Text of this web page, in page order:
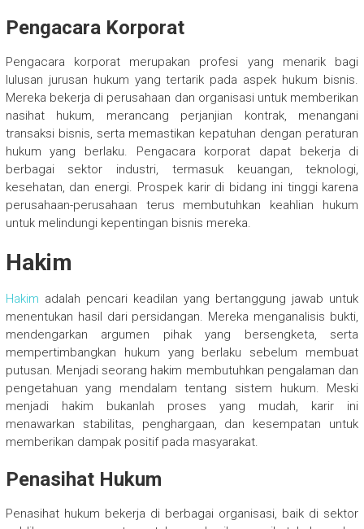
Pengacara Korporat
Pengacara korporat merupakan profesi yang menarik bagi
lulusan jurusan hukum yang tertarik pada aspek hukum bisnis.
Mereka bekerja di perusahaan dan organisasi untuk memberikan
nasihat hukum, merancang perjanjian kontrak, menangani
transaksi bisnis, serta memastikan kepatuhan dengan peraturan
hukum yang berlaku. Pengacara korporat dapat bekerja di
berbagai sektor industri, termasuk keuangan, teknologi,
kesehatan, dan energi. Prospek karir di bidang ini tinggi karena
perusahaan-perusahaan terus membutuhkan keahlian hukum
untuk melindungi kepentingan bisnis mereka.
Hakim
Hakim adalah pencari keadilan yang bertanggung jawab untuk
menentukan hasil dari persidangan. Mereka menganalisis bukti,
mendengarkan argumen pihak yang bersengketa, serta
mempertimbangkan hukum yang berlaku sebelum membuat
putusan. Menjadi seorang hakim membutuhkan pengalaman dan
pengetahuan yang mendalam tentang sistem hukum. Meski
menjadi hakim bukanlah proses yang mudah, karir ini
menawarkan stabilitas, penghargaan, dan kesempatan untuk
memberikan dampak positif pada masyarakat.
Penasihat Hukum
Penasihat hukum bekerja di berbagai organisasi, baik di sektor